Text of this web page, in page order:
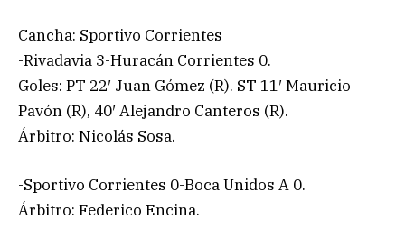
Cancha: Sportivo Corrientes
-Rivadavia 3-Huracán Corrientes 0.
Goles: PT 22′ Juan Gómez (R). ST 11′ Mauricio
Pavón (R), 40′ Alejandro Canteros (R).
Árbitro: Nicolás Sosa.
-Sportivo Corrientes 0-Boca Unidos A 0.
Árbitro: Federico Encina.